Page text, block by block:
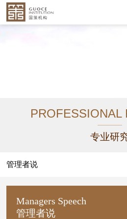
PROFESSIONAL
专业研
管理者说
Managers Speech
管理者说